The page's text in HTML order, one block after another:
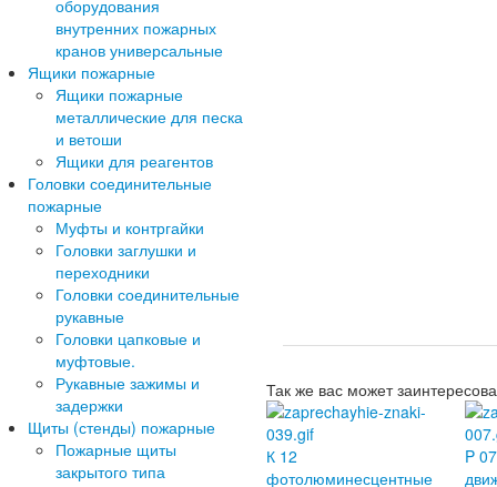
оборудования
внутренних пожарных
кранов универсальные
Ящики пожарные
Ящики пожарные
металлические для песка
и ветоши
Ящики для реагентов
Головки соединительные
пожарные
Муфты и контргайки
Головки заглушки и
переходники
Головки соединительные
рукавные
Головки цапковые и
муфтовые.
Рукавные зажимы и
задержки
Щиты (стенды) пожарные
Пожарные щиты
закрытого типа
Так же вас может
К 12
фотолюминесцентные
P